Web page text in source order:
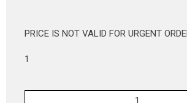
PRICE IS NOT VALID FOR URGENT
1